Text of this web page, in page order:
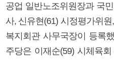
공업 일반노조위원장과 국
사, 신유현(61) 시정평가위
복지회관 사무국장이 등록
주당은 이재순(59) 시체육